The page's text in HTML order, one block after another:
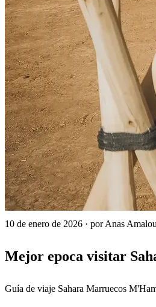
10 de enero de 2026 · por Anas Amalou
Mejor epoca visitar
Guía de viaje Sahara Marruecos